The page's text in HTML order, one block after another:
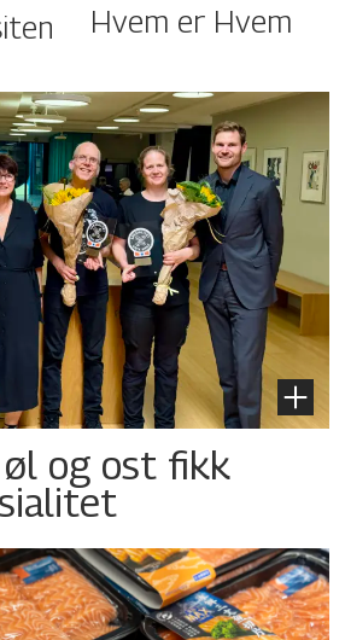
Hvem er Hvem
og ost fikk